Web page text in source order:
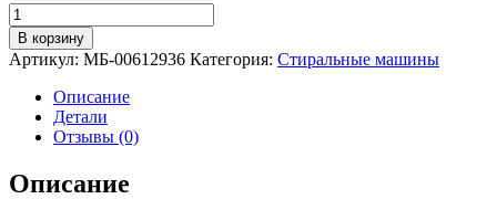
Количество
товара
Стиральная
машина
NORDFROST
DDQ4
W
В корзину
Артикул: МБ-00612936 Категория: Стиральные машины
Описание
Детали
Отзывы (0)
Описание